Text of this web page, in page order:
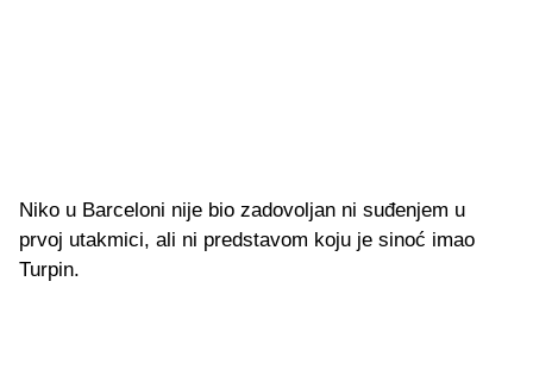
Niko u Barceloni nije bio zadovoljan ni suđenjem u
prvoj utakmici, ali ni predstavom koju je sinoć imao
Turpin.